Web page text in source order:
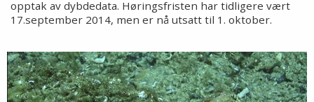
opptak av dybdedata. Høringsfristen har tidligere vært
17.september 2014, men er nå utsatt til 1. oktober.